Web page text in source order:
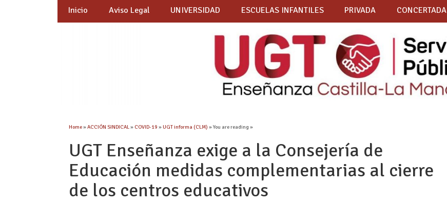
Inicio Aviso Legal UNIVERSIDAD ESCUELAS INFANTILES PRIVADA CONCERTADA
Home»ACCIÓN SINDICAL» COVID-19 »UGT informa (CLM) » You are reading »
UGT Enseñanza exige a la Consejería de
Educación medidas complementarias al cierre
de los centros educativos